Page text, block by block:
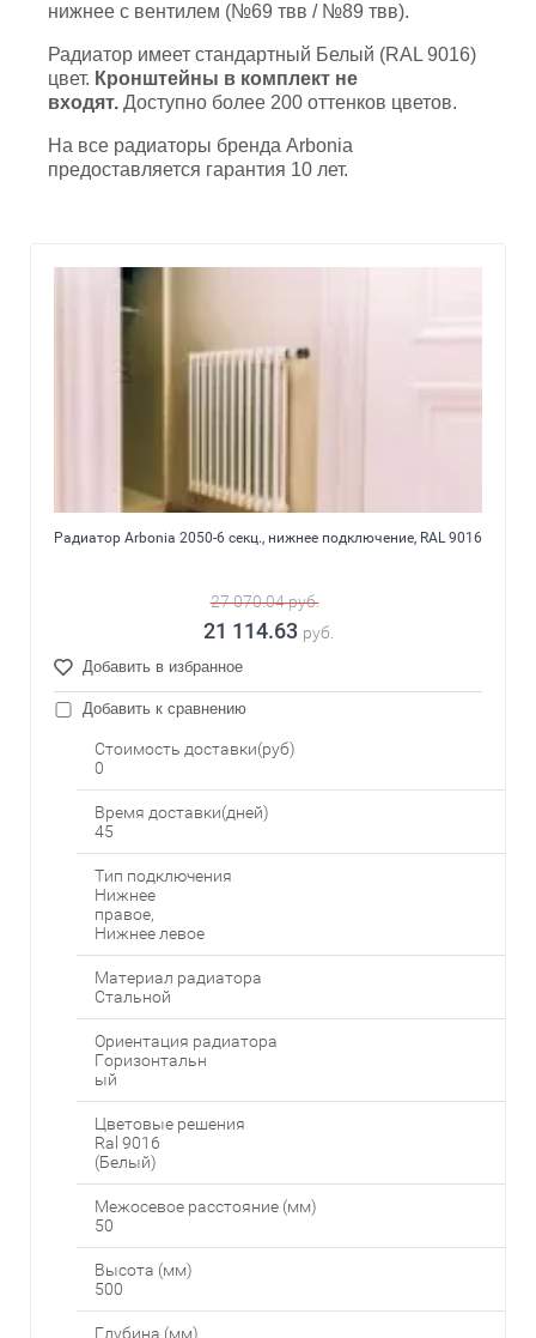
нижнее с вентилем (№69 твв / №89 твв).
Радиатор имеет стандартный Белый (RAL 9016)
цвет. Кронштейны в комплект не
входят. Доступно более 200 оттенков цветов.
На все радиаторы бренда Аrbonia
предоставляется гарантия 10 лет.
Радиатор Arbonia 2050-6 секц., нижнее подключение, RAL 9016
27 070.04руб.
21 114.63 руб.
Добавить в избранное
Добавить к сравнению
Стоимость доставки(руб)
0
Время доставки(дней)
45
Тип подключения
Нижнее
правое,
Нижнее левое
Материал радиатора
Стальной
Ориентация радиатора
Горизонтальн
ый
Цветовые решения
Ral 9016
(Белый)
Межосевое расстояние (мм)
50
Высота (мм)
500
Глубина (мм)